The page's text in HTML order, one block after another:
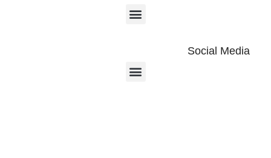
Social Media